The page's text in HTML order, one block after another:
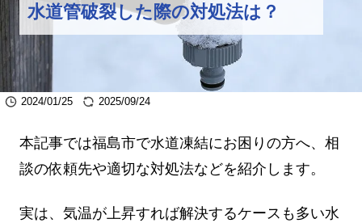
水道管破裂した際の対処法は？
2024/01/25 2025/09/24
本記事では福島市で水道凍結にお困りの方へ、相
談の依頼先や適切な対処法などを紹介します。
実は、気温が上昇すれば解決するケースも多い水